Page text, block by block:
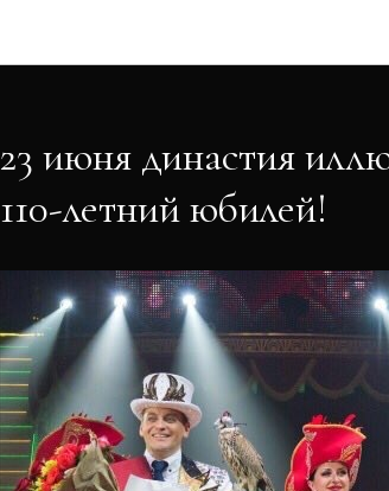
23 июня династия
110-летний юбилей!